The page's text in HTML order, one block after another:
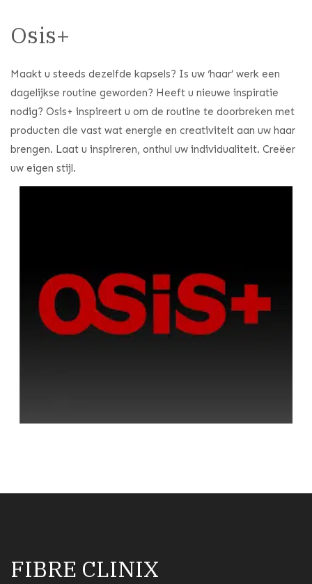
Osis+
Maakt u steeds dezelfde kapsels? Is uw ‘haar’ werk een
dagelijkse routine geworden? Heeft u nieuwe inspiratie
nodig? Osis+ inspireert u om de routine te doorbreken met
producten die vast wat energie en creativiteit aan uw haar
brengen. Laat u inspireren, onthul uw individualiteit. Creëer
uw eigen stijl.
FIBRE CLINIX